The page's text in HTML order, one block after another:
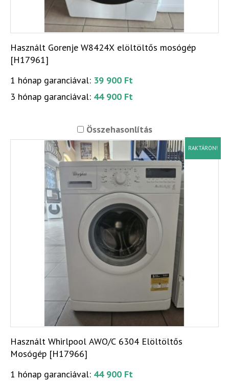
Használt Gorenje W8424X elöltöltős mosógép
[H17961]
1 hónap garanciával: 39 900 Ft
3 hónap garanciával: 44 900 Ft
Összehasonlítás
RAKTÁRON!
Használt Whirlpool AWO/C 6304 Elöltöltős
Mosógép [H17966]
1 hónap garanciával: 44 900 Ft